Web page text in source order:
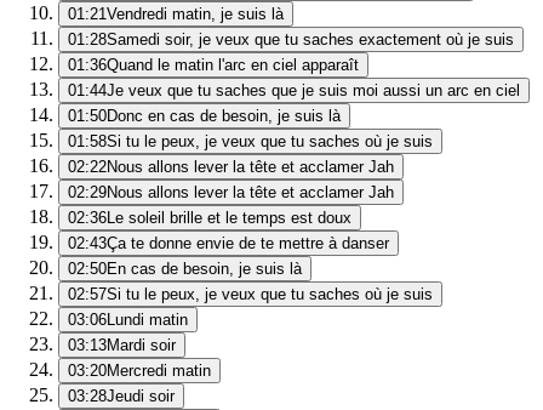
01:21Vendredi matin, je suis là
01:28Samedi soir, je veux que tu saches exactement où je suis
01:36Quand le matin l'arc en ciel apparaît
01:44Je veux que tu saches que je suis moi aussi un arc en ciel
01:50Donc en cas de besoin, je suis là
01:58Si tu le peux, je veux que tu saches où je suis
02:22Nous allons lever la tête et acclamer Jah
02:29Nous allons lever la tête et acclamer Jah
02:36Le soleil brille et le temps est doux
02:43Ça te donne envie de te mettre à danser
02:50En cas de besoin, je suis là
02:57Si tu le peux, je veux que tu saches où je suis
03:06Lundi matin
03:13Mardi soir
03:20Mercredi matin
03:28Jeudi soir